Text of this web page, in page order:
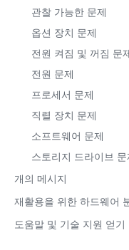
관찰 가능한 문제
옵션 장치 문제
전원 켜짐 및 꺼짐 문
전원 문제
프로세서 문제
직렬 장치 문제
소프트웨어 문제
스토리지 드라이브 문
개의 메시지
재활용을 위한 하드웨어
도움말 및 기술 지원 얻기